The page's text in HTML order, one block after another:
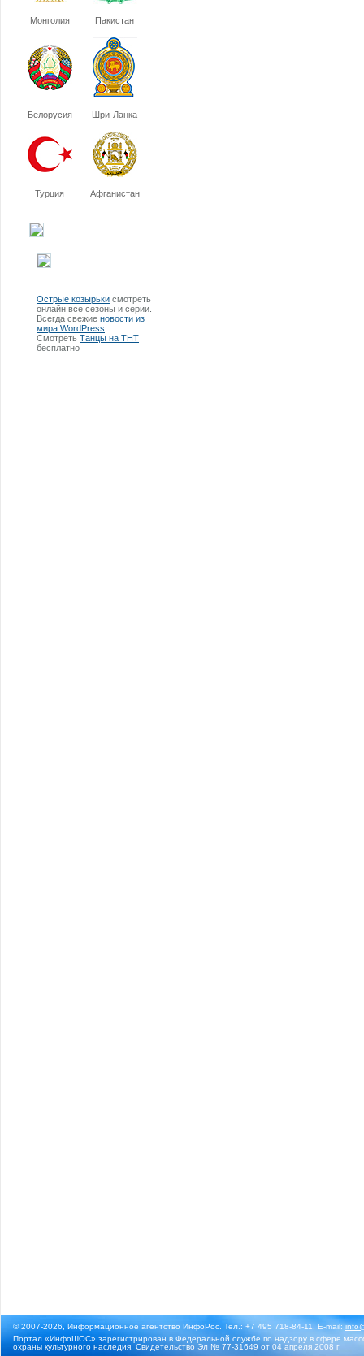
Монголия Пакистан
Белорусия Шри-Ланка
Турция Афганистан
Острые козырьки смотреть
онлайн все сезоны и серии.
Всегда свежие новости из
мира WordPress
Смотреть Танцы на ТНТ
бесплатно
© 2007-2026, Информационное агентство ИнфоРос. Тел.: +7 495 718-84-11, E-mail:
Портал «ИнфоШОС» зарегистрирован в Федеральной службе по надзору в сфере
охраны культурного наследия. Свидетельство Эл № 77-31649 от 04 апреля 2008 г.